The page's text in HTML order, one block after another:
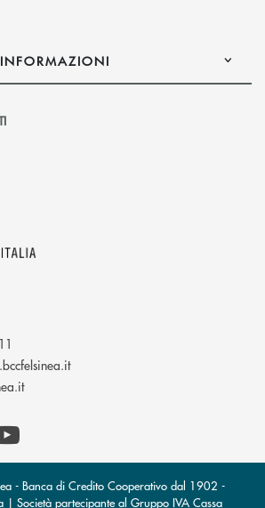
INFORMAZIONI
(si apre l’app di posta
(si apre l’app di posta elettronica)
- Banca di Credito Cooperativo dal 1902 -
| Società partecipante al Gruppo IVA Cassa